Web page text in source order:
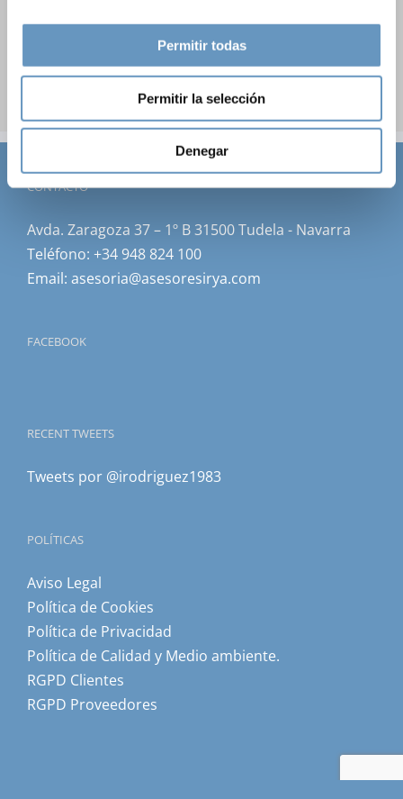
Permitir todas
Permitir la selección
Denegar
CONTACTO
Avda. Zaragoza 37 – 1º B 31500 Tudela - Navarra
Teléfono: +34 948 824 100
Email: asesoria@asesoresirya.com
FACEBOOK
RECENT TWEETS
Tweets por @irodriguez1983
POLÍTICAS
Aviso Legal
Política de Cookies
Política de Privacidad
Política de Calidad y Medio ambiente.
RGPD Clientes
RGPD Proveedores